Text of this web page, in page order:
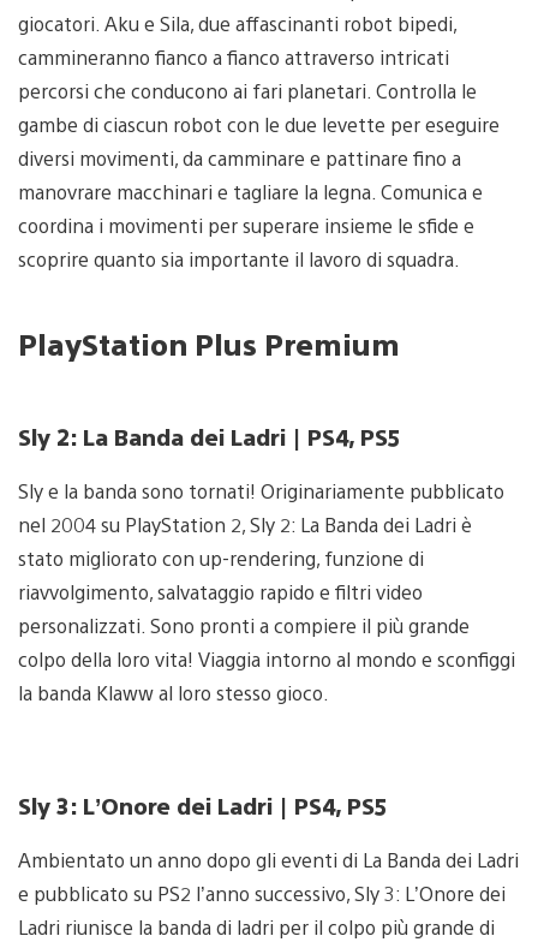
giocatori. Aku e Sila, due affascinanti robot bipedi,
cammineranno fianco a fianco attraverso intricati
percorsi che conducono ai fari planetari. Controlla le
gambe di ciascun robot con le due levette per eseguire
diversi movimenti, da camminare e pattinare fino a
manovrare macchinari e tagliare la legna. Comunica e
coordina i movimenti per superare insieme le sfide e
scoprire quanto sia importante il lavoro di squadra.
PlayStation Plus Premium
Sly 2: La Banda dei Ladri | PS4, PS5
Sly e la banda sono tornati! Originariamente pubblicato
nel 2004 su PlayStation 2, Sly 2: La Banda dei Ladri è
stato migliorato con up-rendering, funzione di
riavvolgimento, salvataggio rapido e filtri video
personalizzati. Sono pronti a compiere il più grande
colpo della loro vita! Viaggia intorno al mondo e sconfiggi
la banda Klaww al loro stesso gioco.
Sly 3: L’Onore dei Ladri | PS4, PS5
Ambientato un anno dopo gli eventi di La Banda dei Ladri
e pubblicato su PS2 l’anno successivo, Sly 3: L’Onore dei
Ladri riunisce la banda di ladri per il colpo più grande di